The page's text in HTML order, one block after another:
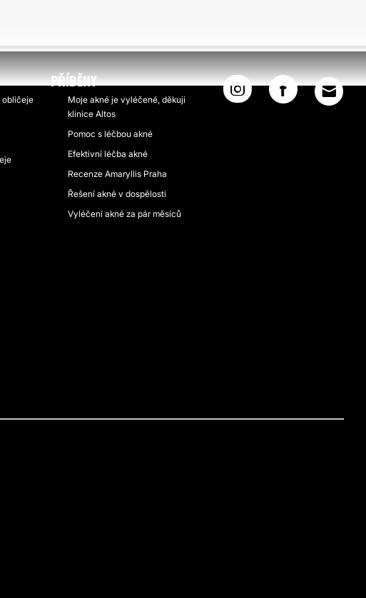
obličeje
PŘÍBĚHY
Moje akné je vyléčené, děkuji
klinice Altos
Pomoc s léčbou akné
Efektivní léčba akné
Recenze Amaryllis Praha
Řešení akné v dospělosti
Vyléčení akné za pár měsíců